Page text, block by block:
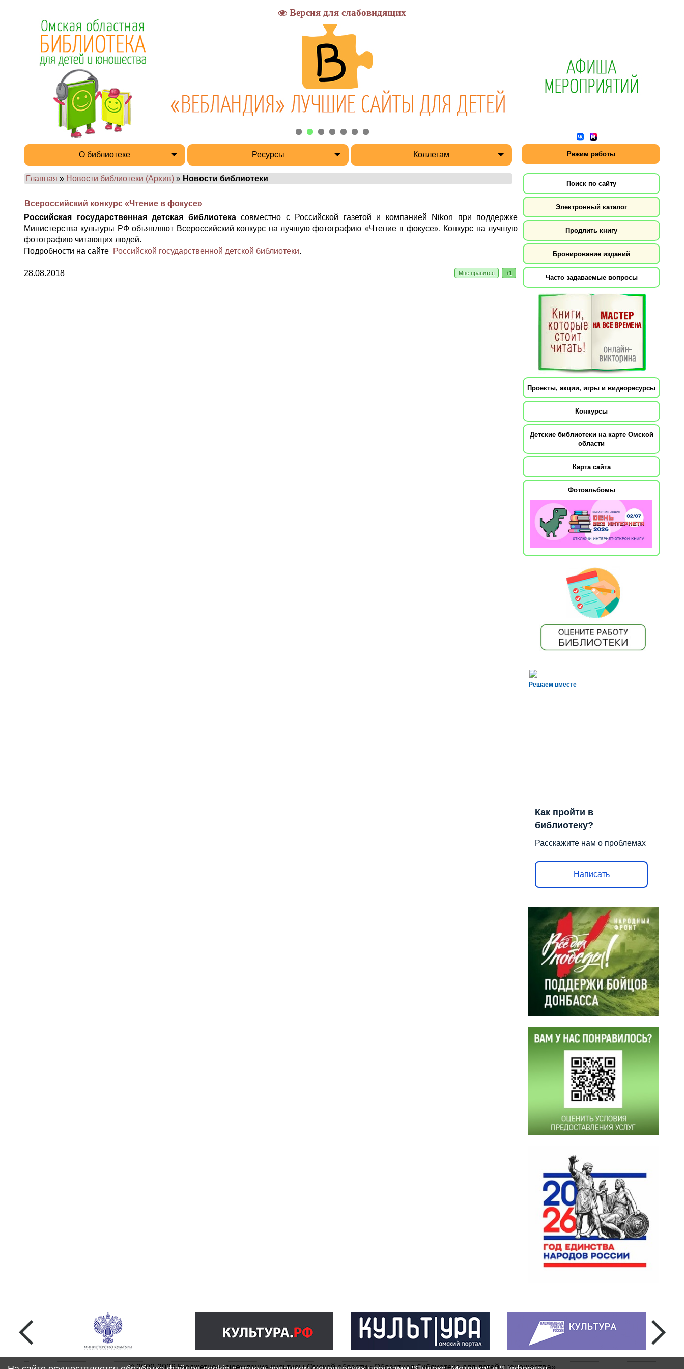
Версия для слабовидящих
О библиотеке Ресурсы Коллегам Режим работы
Главная » Новости библиотеки (Архив) » Новости библиотеки
Всероссийский конкурс «Чтение в фокусе»
Российская государственная детская библиотекасовместно с Российской газетой и компанией Nikon при поддержке
Министерства культуры РФ объявляют Всероссийский конкурс на лучшую фотографию «Чтение в фокусе». Конкурс на лучшую
фотографию читающих людей.
Подробности на сайте Российской государственной детской библиотеки.
28.08.2018 Мне нравится +1
Поиск по сайту
Электронный каталог
Продлить книгу
Бронирование изданий
Часто задаваемые вопросы
Проекты, акции, игры и видеоресурсы
Конкурсы
Детские библиотеки на карте Омской
области
Карта сайта
Фотоальбомы
Решаем вместе
Как пройти в
библиотеку?
Расскажите нам о проблемах
Написать